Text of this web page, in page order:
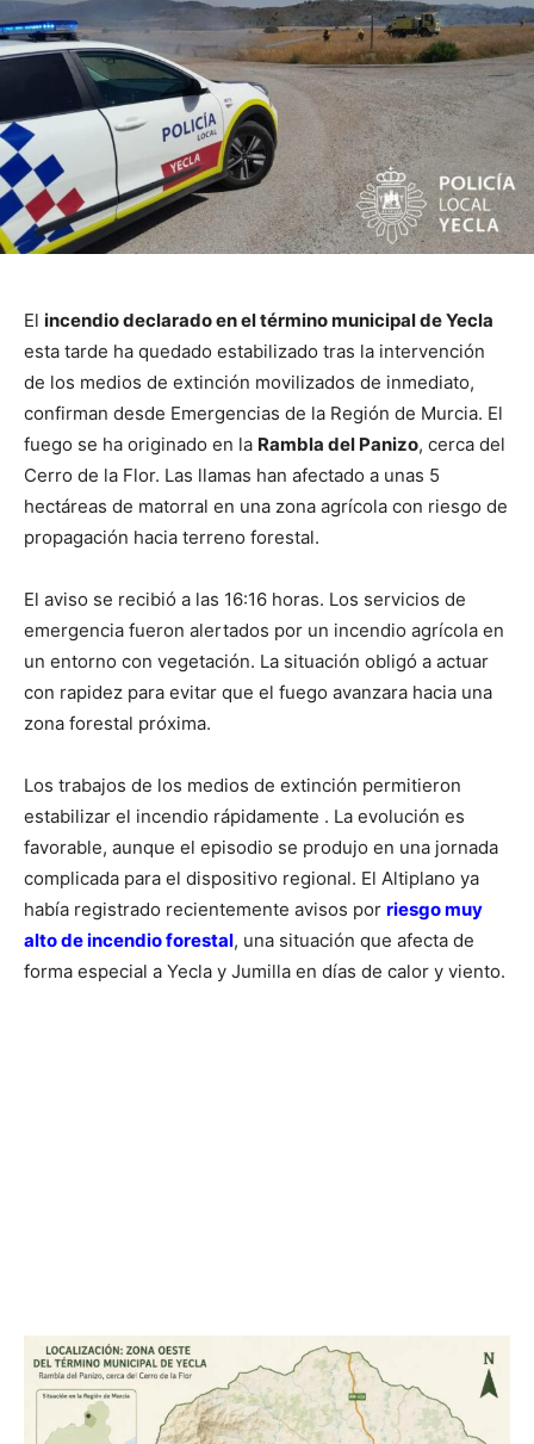
El incendio declarado en el término municipal de Yecla
esta tarde ha quedado estabilizado tras la intervención
de los medios de extinción movilizados de inmediato,
confirman desde Emergencias de la Región de Murcia. El
fuego se ha originado en la Rambla del Panizo, cerca del
Cerro de la Flor. Las llamas han afectado a unas 5
hectáreas de matorral en una zona agrícola con riesgo de
propagación hacia terreno forestal.
El aviso se recibió a las 16:16 horas. Los servicios de
emergencia fueron alertados por un incendio agrícola en
un entorno con vegetación. La situación obligó a actuar
con rapidez para evitar que el fuego avanzara hacia una
zona forestal próxima.
Los trabajos de los medios de extinción permitieron
estabilizar el incendio rápidamente . La evolución es
favorable, aunque el episodio se produjo en una jornada
complicada para el dispositivo regional. El Altiplano ya
había registrado recientemente avisos por riesgo muy
alto de incendio forestal, una situación que afecta de
forma especial a Yecla y Jumilla en días de calor y viento.